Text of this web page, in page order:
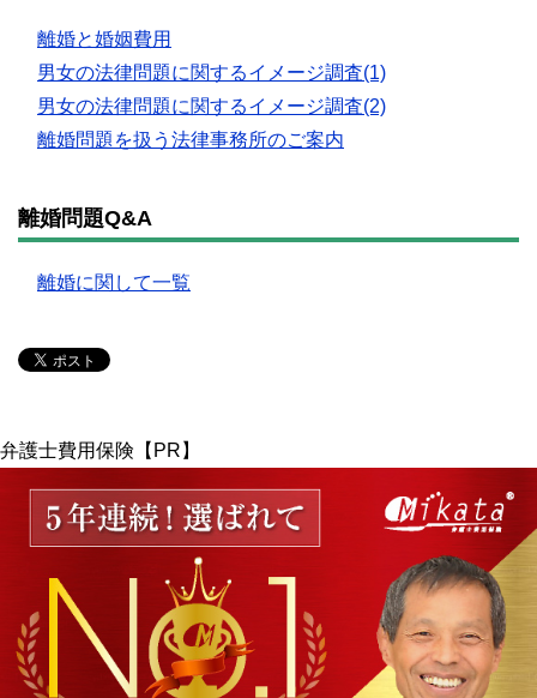
離婚と婚姻費用
男女の法律問題に関するイメージ調査(1)
男女の法律問題に関するイメージ調査(2)
離婚問題を扱う法律事務所のご案内
離婚問題Q&A
離婚に関して一覧
弁護士費用保険【PR】